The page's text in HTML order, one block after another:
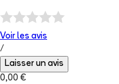
Voir les avis
/
Laisser un avis
0,00 €